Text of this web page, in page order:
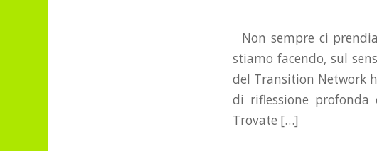
Non sempre ci
stiamo facendo, sul
del Transition Network
di riflessione
Trovate […]